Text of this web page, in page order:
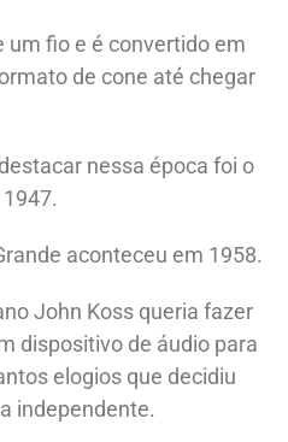
um fio e é convertido em
de cone até chegar
nessa época foi o
aconteceu em 1958.
John Koss queria fazer
dispositivo de áudio para
elogios que decidiu
independente.